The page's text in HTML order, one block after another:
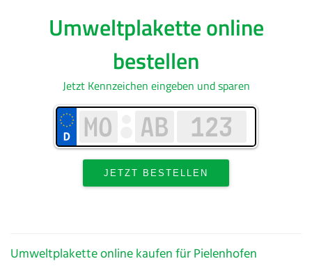
Umweltplakette online kaufen für Pielenhofen